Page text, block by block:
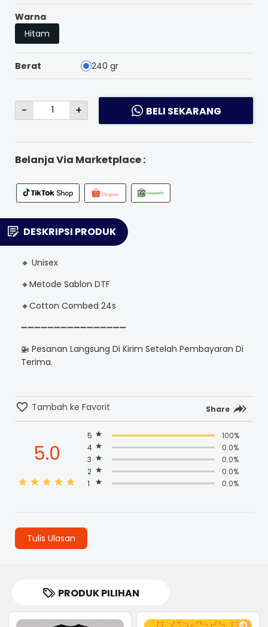
Warna
Hitam
Berat 240 gr
- + BELI SEKARANG
Belanja Via Marketplace :
DESKRIPSI PRODUK
🔸 Unisex
🔸Metode Sablon DTF
🔸Cotton Combed 24s
➖➖➖➖➖➖➖➖➖➖➖➖➖➖➖➖
🚁 Pesanan Langsung Di Kirim Setelah Pembayaran Di
Terima.
Tambah ke Favorit Share
5.0
5
100%
4
0.0%
3
0.0%
2
0.0%
1
0.0%
Tulis Ulasan
PRODUK PILIHAN